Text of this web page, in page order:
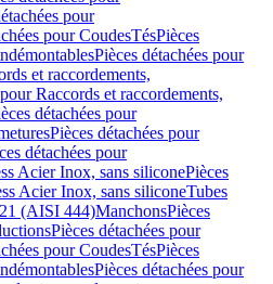
pour
pour CoudesTésPièces
Pièces détachées pour
et raccordements,
Raccords et raccordements,
détachées pour
Pièces détachées pour
détachées pour
Acier Inox, sans siliconePièces
Acier Inox, sans siliconeTubes
(AISI 444)ManchonsPièces
Pièces détachées pour
pour CoudesTésPièces
Pièces détachées pour